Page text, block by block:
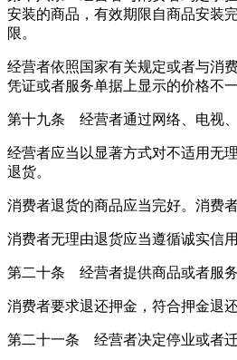
安装的商品，有效期限自商品安装
限。
经营者依照国家有关规定或者与消
凭证或者服务单据上显示的价格不
第十九条 经营者通过网络、电视、
经营者应当以显著方式对不适用无
退货。
消费者退货的商品应当完好。消费
消费者无理由退货应当遵循诚实信
第二十条 经营者提供商品或者服务
消费者要求退还押金，符合押金退
第二十一条 经营者决定停业或者迁